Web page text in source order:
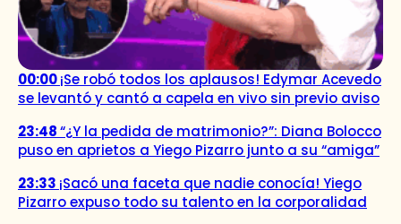
00:00¡Se robó todos los aplausos! Edymar Acevedo
se levantó y cantó a capela en vivo sin previo aviso
23:48“¿Y la pedida de matrimonio?”: Diana Bolocco
puso en aprietos a Yiego Pizarro junto a su “amiga”
23:33 ¡Sacó una faceta que nadie conocía! Yiego
Pizarro expuso todo su talento en la corporalidad